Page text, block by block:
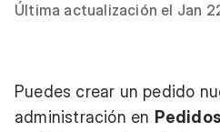
Última actualización el Jan
Puedes crear un pedido
administración en